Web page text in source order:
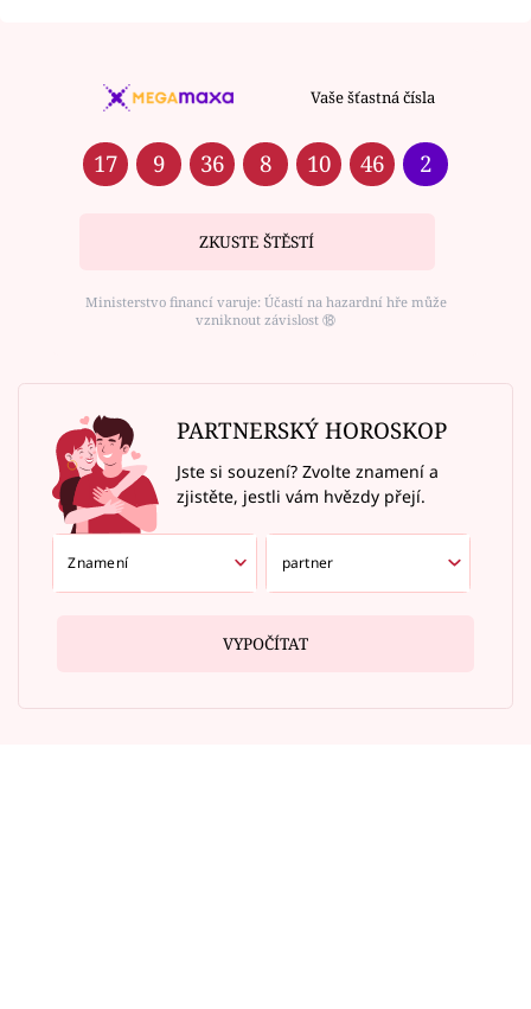
Vaše šťastná čísla
17 9 36 8 10 46 2
ZKUSTE ŠTĚSTÍ
Ministerstvo financí varuje: Účastí na hazardní hře může
vzniknout závislost ⑱
PARTNERSKÝ HOROSKOP
Jste si souzení? Zvolte znamení a
zjistěte, jestli vám hvězdy přejí.
VYPOČÍTAT